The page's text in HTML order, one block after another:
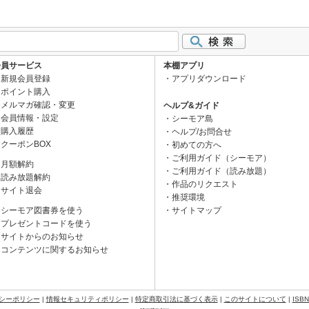
サービス
新規会員登録
ポイント購入
メルマガ確認・変更
会員情報・設定
購入履歴
クーポンBOX
月額解約
読み放題解約
サイト退会
シーモア図書券を使う
プレゼントコードを使う
サイトからのお知らせ
コンテンツに関するお知らせ
本棚アプリ
アプリダウンロード
ヘルプ&ガイド
シーモア島
ヘルプ/お問合せ
初めての方へ
ご利用ガイド（シーモア）
ご利用ガイド（読み放題）
作品のリクエスト
推奨環境
サイトマップ
ーポリシー | 情報セキュリティポリシー | 特定商取引法に基づく表示| このサイトについて |